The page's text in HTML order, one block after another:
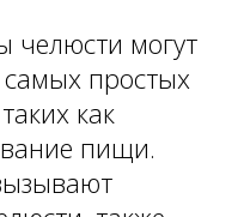
могут
простых
как
пищи.